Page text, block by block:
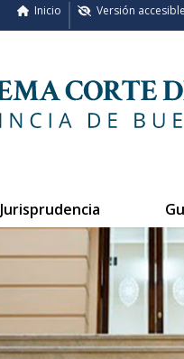
Versión accesible
Inicio
Jurisprudencia